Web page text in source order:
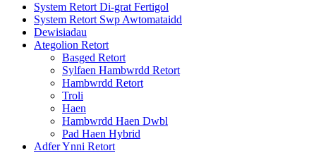
System Retort Di-grat Fertigol
System Retort Swp Awtomataidd
Dewisiadau
Ategolion Retort
Basged Retort
Sylfaen Hambwrdd Retort
Hambwrdd Retort
Troli
Haen
Hambwrdd Haen Dwbl
Pad Haen Hybrid
Adfer Ynni Retort